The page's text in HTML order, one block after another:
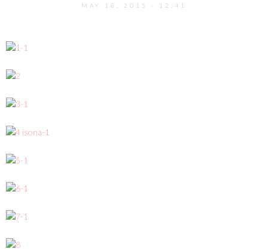
OUTFITS
MAY 18, 2015 - 12:41